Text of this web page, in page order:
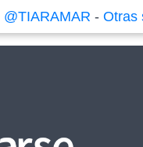
@TIARAMAR -Otras